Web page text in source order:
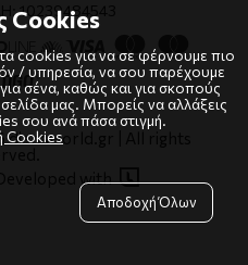
dianaworld.gr | All rights
Developed with
10239484543
Cookies
cookies για να σε φέρνουμε πιο
/ υπηρεσία, να σου παρέχουμε
σένα, καθώς και για σκοπούς
μας. Μπορείς να αλλάξεις
σου ανά πάσα στιγμή.
Cookies
Αποδοχή Όλων